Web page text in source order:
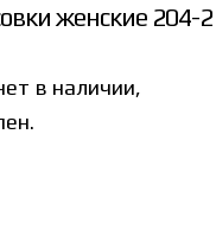
женские 204-2
в наличии,